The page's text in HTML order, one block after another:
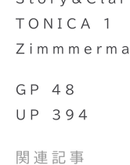
TONICA 1
GP 48
UP 394
関連記事